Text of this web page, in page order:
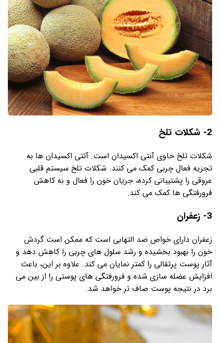
2- شکلات تلخ
شکلات تلخ حاوی آنتی اکسیدان است. آنتی اکسیدان ها به
تجزیه فعال چربی کمک می کنند. شکلات تلخ سیستم قلبی
عروقی را پشتیبانی کرده، جریان خون را فعال و به کاهش
فرورفتگی ها کمک می کند.
3- زعفران
زعفران دارای خواص ضد التهابی است که ممکن است گردش
خون را بهبود بخشیده و رشد سلول های چربی را کاهش دهد و
آثار پوست پرتقالی را کمتر نمایان می کند. علاوه بر این، باعث
افزایش عضله سازی شده و فرورفتگی های پوستی را از بین می
برد در نتیجه پوست صاف تر خواهد شد.